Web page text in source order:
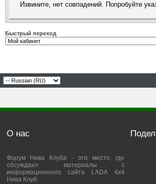
Извините, нет совпадений. Попробуйте
Быстрый переход
О нас
Форум Нива Клуба - это место, где
обсуждают материалы с
информационного сайта LADA 4x4
Нива Клуб.